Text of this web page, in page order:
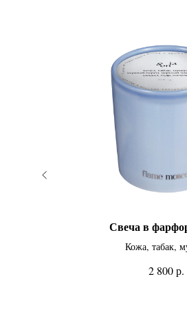
Свеча в
Кожа, табак,
Сандал, кедр,
2 800р.